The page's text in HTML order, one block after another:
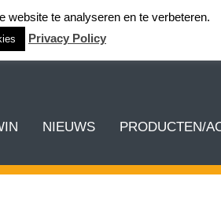
NIEUWS PRODUCTEN/
website te analyseren en te verbeteren.
Privacy Policy